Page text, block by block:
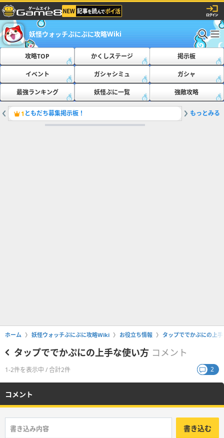
妖怪ウォッチぷにぷに攻略Wiki
攻略TOP かくしステージ 掲示板
イベント ガシャシミュ ガシャ
最強ランキング 妖怪ぷに一覧 強敵攻略
1 ともだち募集掲示板！ 2最新の
もっとみる
ホーム 妖怪ウォッチぷにぷに攻略Wiki お役立ち情報 タップででかぷにの上
タップででかぷにの上手な使い方 コメント
1-2件を表示中 / 合計2件 2
コメント
書き込む